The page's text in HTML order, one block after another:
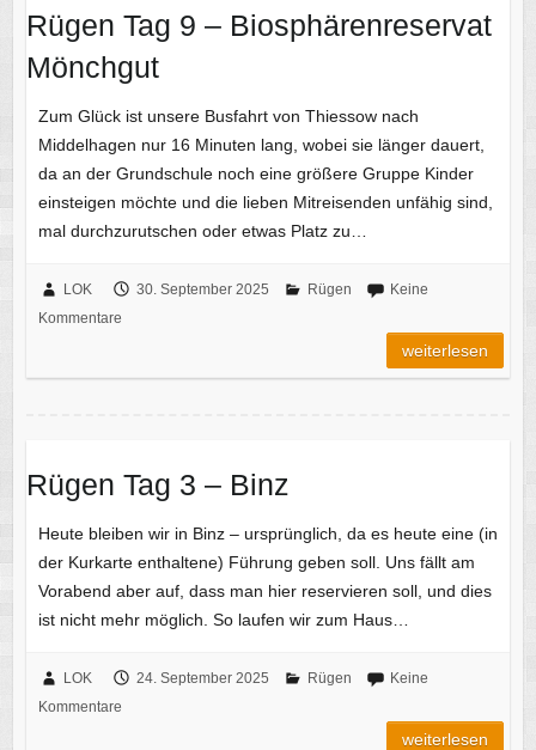
Rügen Tag 9 – Biosphärenreservat
Mönchgut
Zum Glück ist unsere Busfahrt von Thiessow nach
Middelhagen nur 16 Minuten lang, wobei sie länger dauert,
da an der Grundschule noch eine größere Gruppe Kinder
einsteigen möchte und die lieben Mitreisenden unfähig sind,
mal durchzurutschen oder etwas Platz zu…
LOK 30. September 2025 Rügen
Keine
Kommentare
weiterlesen
Rügen Tag 3 – Binz
Heute bleiben wir in Binz – ursprünglich, da es heute eine (in
der Kurkarte enthaltene) Führung geben soll. Uns fällt am
Vorabend aber auf, dass man hier reservieren soll, und dies
ist nicht mehr möglich. So laufen wir zum Haus…
LOK 24. September 2025 Rügen
Keine
Kommentare
weiterlesen